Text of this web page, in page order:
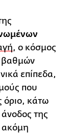
, ο κόσμος
βαθμών
επίπεδα,
που
όριο, κάτω
άνοδος της
ακόμη